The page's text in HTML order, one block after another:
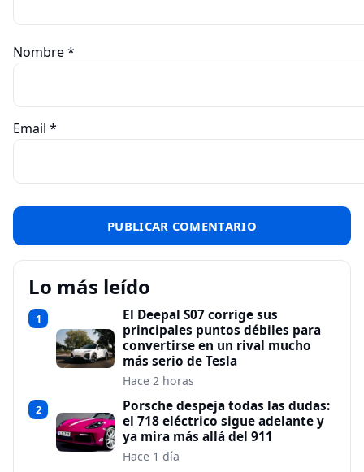
Nombre*
Email *
Lo más leído
1
El Deepal S07 corrige sus
principales puntos débiles para
convertirse en un rival mucho
más serio de Tesla
Hace 2 horas
2
Porsche despeja todas las dudas:
el 718 eléctrico sigue adelante y
ya mira más allá del 911
Hace 1 día